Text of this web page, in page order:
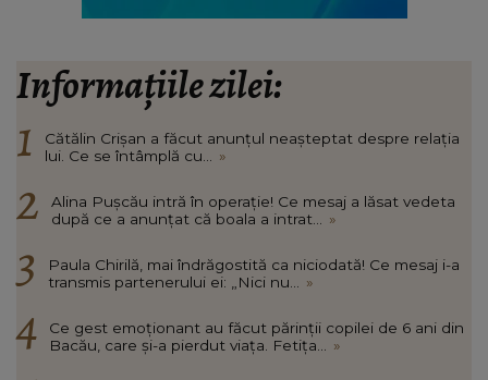
Informațiile zilei:
Cătălin Crișan a făcut anunțul neașteptat despre relația
lui. Ce se întâmplă cu...
»
Alina Pușcău intră în operație! Ce mesaj a lăsat vedeta
după ce a anunțat că boala a intrat...
»
Paula Chirilă, mai îndrăgostită ca niciodată! Ce mesaj i-a
transmis partenerului ei: „Nici nu...
»
Ce gest emoționant au făcut părinții copilei de 6 ani din
Bacău, care și-a pierdut viața. Fetița...
»